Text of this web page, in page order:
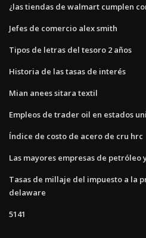
¿las tiendas de walmart cumplen
Jefes de comercio alex smith
Tipos de letras del tesoro 2 años
Historia de las tasas de interés
Mian anees sitara textil
Empleos de trader oil en estados
Índice de costo de acero de cru hrc
Las mayores empresas de petróleo
Tasas de millaje del impuesto a la
delaware
5141